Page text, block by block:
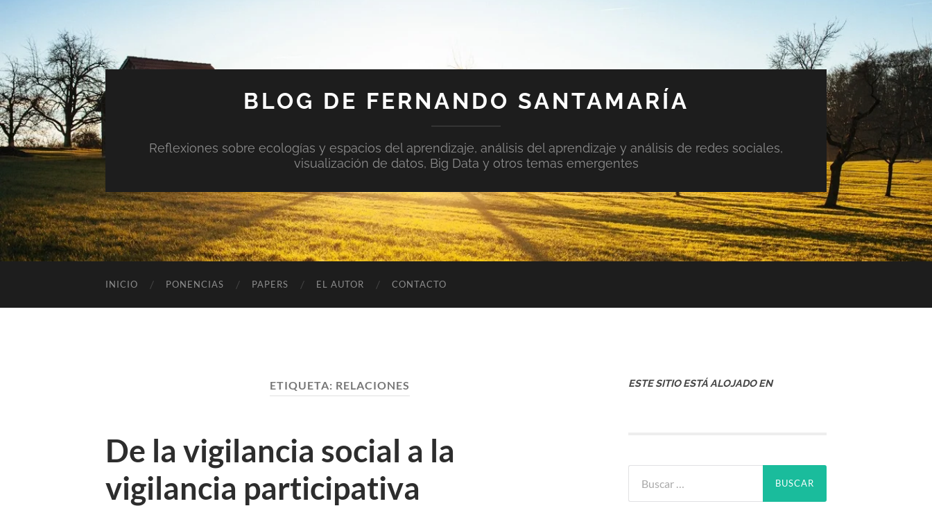
BLOG DE FERNANDO SANTAMARÍA
Reflexiones sobre ecologías y espacios del aprendizaje, análisis del aprendizaje y análisis de redes sociales,
visualización de datos, Big Data y otros temas emergentes
INICIO PONENCIAS PAPERS EL AUTOR CONTACTO
ETIQUETA: RELACIONES
De la vigilancia social a la
vigilancia participativa
ESTE SITIO ESTÁ ALOJADO EN